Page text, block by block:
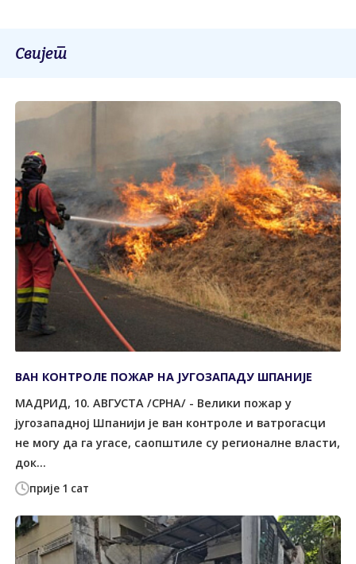
Свијет
прије 1 сат
ВАН КОНТРОЛЕ ПОЖАР НА ЈУГОЗАПАДУ ШПАНИЈЕ
МАДРИД, 10. АВГУСТА /СРНА/ - Велики пожар у
југозападној Шпанији је ван контроле и ватрогасци
не могу да га угасе, саопштиле су регионалне власти,
док...